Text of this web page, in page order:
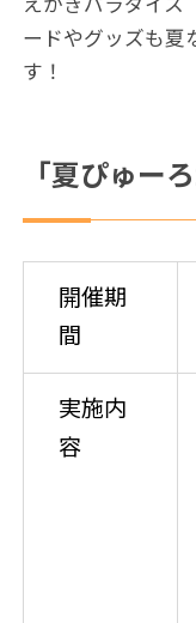
ードやグッズも夏
す！
「夏ぴゅー
開催期
間
実施内
容